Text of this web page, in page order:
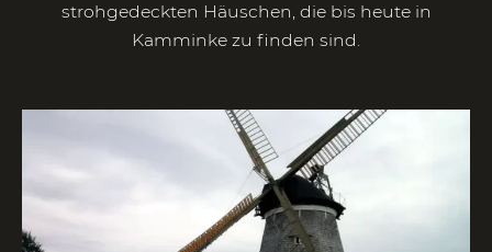
strohgedeckten Häuschen, die bis heute in
Kamminke zu finden sind.